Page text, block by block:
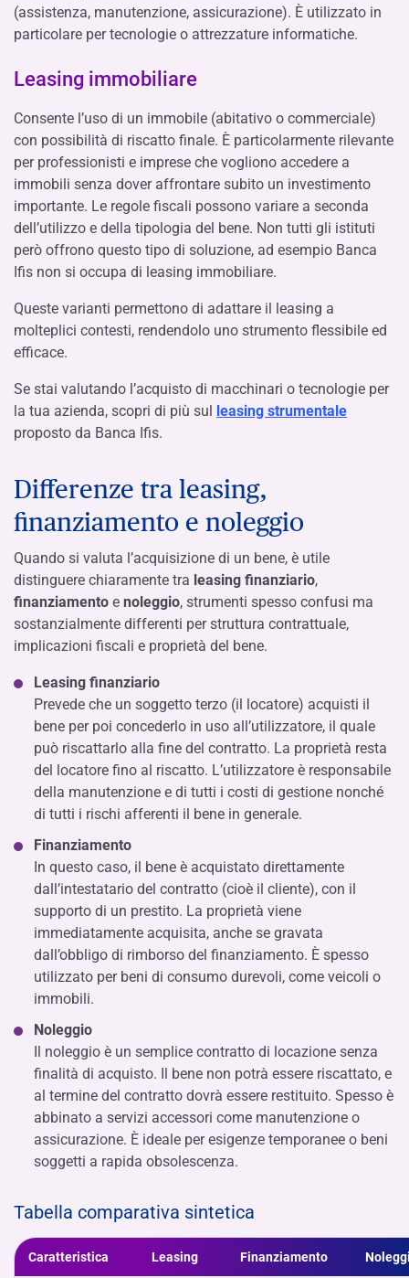
(assistenza, manutenzione, assicurazione). È utilizzato in
particolare per tecnologie o attrezzature informatiche.
Leasing immobiliare
Consente l’uso di un immobile (abitativo o commerciale)
con possibilità di riscatto finale. È particolarmente rilevante
per professionisti e imprese che vogliono accedere a
immobili senza dover affrontare subito un investimento
importante. Le regole fiscali possono variare a seconda
dell’utilizzo e della tipologia del bene. Non tutti gli istituti
però offrono questo tipo di soluzione, ad esempio Banca
Ifis non si occupa di leasing immobiliare.
Queste varianti permettono di adattare il leasing a
molteplici contesti, rendendolo uno strumento flessibile ed
efficace.
Se stai valutando l’acquisto di macchinari o tecnologie per
la tua azienda, scopri di più sul leasing strumentale
proposto da Banca Ifis.
Differenze tra leasing,
finanziamento e noleggio
Quando si valuta l’acquisizione di un bene, è utile
distinguere chiaramente tra leasing finanziario,
finanziamento e noleggio, strumenti spesso confusi ma
sostanzialmente differenti per struttura contrattuale,
implicazioni fiscali e proprietà del bene.
Leasing finanziario
Prevede che un soggetto terzo (il locatore) acquisti il
bene per poi concederlo in uso all’utilizzatore, il quale
può riscattarlo alla fine del contratto. La proprietà resta
del locatore fino al riscatto. L’utilizzatore è responsabile
della manutenzione e di tutti i costi di gestione nonché
di tutti i rischi afferenti il bene in generale.
Finanziamento
In questo caso, il bene è acquistato direttamente
dall’intestatario del contratto (cioè il cliente), con il
supporto di un prestito. La proprietà viene
immediatamente acquisita, anche se gravata
dall’obbligo di rimborso del finanziamento. È spesso
utilizzato per beni di consumo durevoli, come veicoli o
immobili.
Noleggio
Il noleggio è un semplice contratto di locazione senza
finalità di acquisto. Il bene non potrà essere riscattato, e
al termine del contratto dovrà essere restituito. Spesso è
abbinato a servizi accessori come manutenzione o
assicurazione. È ideale per esigenze temporanee o beni
soggetti a rapida obsolescenza.
Tabella comparativa sintetica
Caratteristica Leasing Finanziamento